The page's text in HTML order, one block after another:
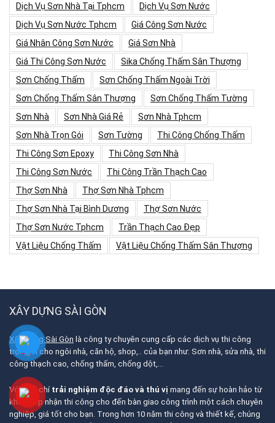
Dịch Vụ Sơn Nhà Tại Tphcm
Dịch Vụ Sơn Nước
Dịch Vụ Sơn Nước Tphcm
Giá Công Sơn Nước
Giá Nhân Công Sơn Nước
Giá Sơn Nhà
Giá Thi Công Sơn Nước
Sika Chống Thấm Sân Thượng
Sơn Chống Thấm
Sơn Chống Thấm Ngoài Trời
Sơn Chống Thấm Sân Thượng
Sơn Chống Thấm Tường
Sơn Nhà
Sơn Nhà Giá Rẻ
Sơn Nhà Tphcm
Sơn Nhà Trọn Gói
Sơn Tường
Thi Công Chống Thấm
Thi Công Sơn Epoxy
Thi Công Sơn Nhà
Thi Công Sơn Nước
Thi Công Trần Thạch Cao
Thợ Sơn Nhà
Thợ Sơn Nhà Tphcm
Thợ Sơn Nhà Tại Bình Dương
Thợ Sơn Nước
Thợ Sơn Nước Tphcm
Trần Thạch Cao Đẹp
Vật Liệu Chống Thấm
Vật Liệu Chống Thấm Sân Thượng
XÂY DỰNG SÀI GÒN
Xây Dựng Sài Gòn là công ty chuyên cung cấp các dịch vụ thi công
trọn gói cho ngôi nhà, căn hộ, shop,.. của bạn như: Sơn nhà, sửa nhà, thi
công thạch cao, chống thấm, chống dột,…
Với tiêu chí trải nghiệm độc đáo và thú vị mang đến sự hoàn hảo từ
khâu tiếp nhận thi công cho đến bàn giao công trình một cách chuyên
nghiệp, giá tốt cho bạn. Trong hơn 10 năm thi công và thiết kế, chúng